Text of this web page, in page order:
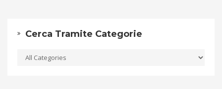
Cerca Tramite Categorie